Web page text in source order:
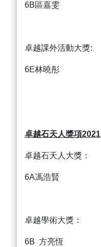
6B區嘉雯
卓越課外活動大獎:
6E林曉彤
卓越石天人獎項2021
卓越石天人大獎：
6A馮浩賢
卓越學術大獎：
6B 方亮恆